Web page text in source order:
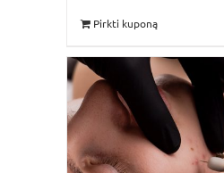
Pirkti kuponą